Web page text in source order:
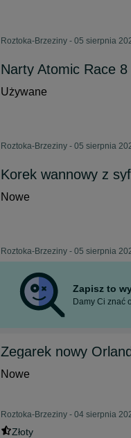
Roztoka-Brzeziny - 05 sierpnia
Narty Atomic Race
Używane
Roztoka-Brzeziny - 05 sierpnia
Korek wannowy z
Nowe
Roztoka-Brzeziny - 05 sierpnia
Zapisz to
Damy Ci znać
Zegarek nowy
Nowe
Roztoka-Brzeziny - 04 sierpnia
Złoty